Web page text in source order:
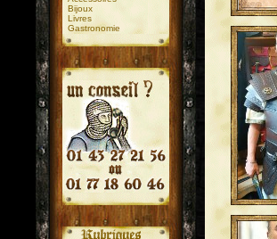
.
Bijoux
Livres
Gastronomie
.